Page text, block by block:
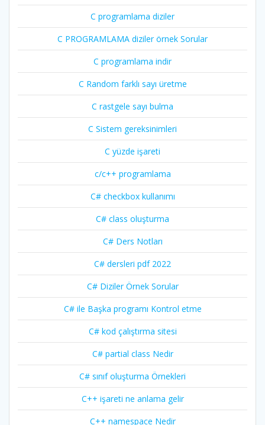
C programlama diziler
C PROGRAMLAMA diziler örnek Sorular
C programlama indir
C Random farklı sayı üretme
C rastgele sayı bulma
C Sistem gereksinimleri
C yüzde işareti
c/c++ programlama
C# checkbox kullanımı
C# class oluşturma
C# Ders Notları
C# dersleri pdf 2022
C# Diziler Örnek Sorular
C# ile Başka programı Kontrol etme
C# kod çalıştırma sitesi
C# partial class Nedir
C# sınıf oluşturma Örnekleri
C++ işareti ne anlama gelir
C++ namespace Nedir